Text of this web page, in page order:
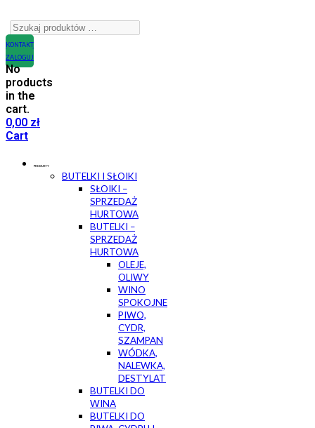
KONTAKT
ZALOGUJ
No
products
in the
cart.
0,00 zł
Cart
PRODUKTY
BUTELKI I SŁOIKI
SŁOIKI –
SPRZEDAŻ
HURTOWA
BUTELKI –
SPRZEDAŻ
HURTOWA
OLEJE,
OLIWY
WINO
SPOKOJNE
PIWO,
CYDR,
SZAMPAN
WÓDKA,
NALEWKA,
DESTYLAT
BUTELKI DO
WINA
BUTELKI DO